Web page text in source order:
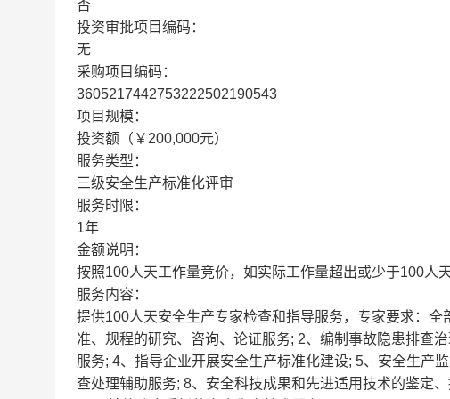
否
投资审批项目编码：
无
采购项目编码：
3605217442753222502190543
项目规模：
投资额（￥200,000元）
服务类型：
三级安全生产标准化评审
服务时限：
1年
金额说明：
按照100人天工作量竞价，如实际工作量超出或少于100人
服务内容：
提供100人天安全生产专家检查和指导服务，专家要求：
准、规程的研究、咨询、论证服务; 2、编制事故隐患排查
服务; 4、指导企业开展安全生产标准化建设; 5、安全生产
查处理辅助服务; 8、安全科技成果和先进适用技术的鉴定